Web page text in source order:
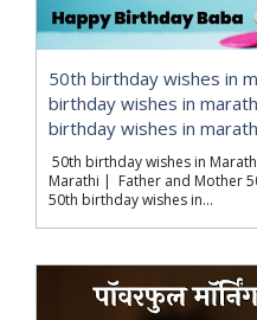
50th birthday wishes in
birthday wishes in
birthday wishes in
50th birthday wishes in
Marathi | Father and Mother
50th birthday wishes in...